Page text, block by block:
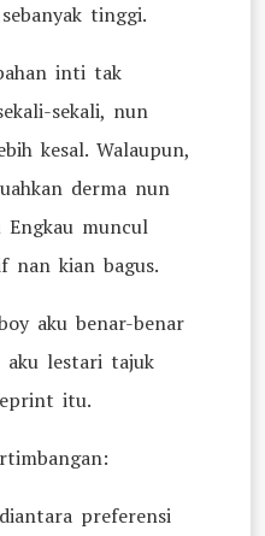
tinggi.
inti tak
sekali, nun
kesal. Walaupun,
derma nun
muncul
nan kian bagus.
aku benar-benar
lestari tajuk
itu.
preferensi